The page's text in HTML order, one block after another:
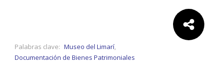
Palabras clave: Museo del Limarí,
Documentación de Bienes Patrimoniales